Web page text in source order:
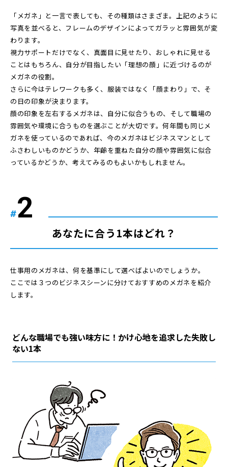
「メガネ」と一言で表しても、その種類はさまざま。上記のように
写真を並べると、フレームのデザインによってガラッと雰囲気が変
わります。
視力サポートだけでなく、真面目に見せたり、おしゃれに見せる
ことはもちろん、自分が目指したい「理想の顔」に近づけるのが
メガネの役割。
さらに今はテレワークも多く、服装ではなく「顔まわり」で、そ
の日の印象が決まります。
顔の印象を左右するメガネは、自分に似合うもの、そして職場の
雰囲気や環境に合うものを選ぶことが大切です。何年間も同じメ
ガネを使っているのであれば、今のメガネはビジネスマンとして
ふさわしいものかどうか、年齢を重ねた自分の顔や雰囲気に似合
っているかどうか、考えてみるのもよいかもしれません。
#
あなたに合う1本はどれ？
仕事用のメガネは、何を基準にして選べばよいのでしょうか。
ここでは３つのビジネスシーンに分けておすすめのメガネを紹介
します。
どんな職場でも強い味方に！かけ心地を追求した失敗し
ない1本